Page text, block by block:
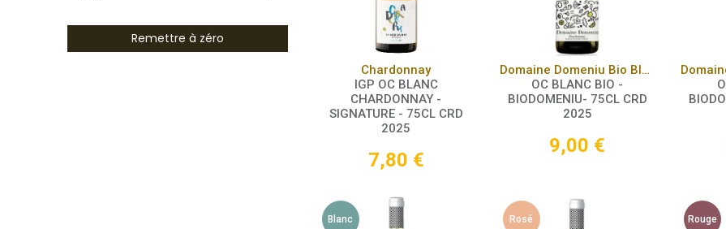
Remettre à zéro
Panier
Chardonnay
IGP OC BLANC
CHARDONNAY -
SIGNATURE - 75CL CRD
2025
7,80 €
Panier
Domaine Domeniu Bio Blanc
OC BLANC BIO -
BIODOMENIU- 75CL CRD
2025
9,00 €
Blanc Rosé Rouge